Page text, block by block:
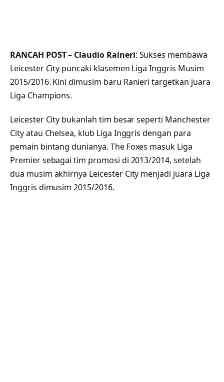
RANCAH POST– Claudio Raineri: Sukses membawa
Leicester City puncaki klasemen Liga Inggris Musim
2015/2016. Kini dimusim baru Ranieri targetkan juara
Liga Champions.
Leicester City bukanlah tim besar seperti Manchester
City atau Chelsea, klub Liga Inggris dengan para
pemain bintang dunianya. The Foxes masuk Liga
Premier sebagai tim promosi di 2013/2014, setelah
dua musim akhirnya Leicester City menjadi juara Liga
Inggris dimusim 2015/2016.